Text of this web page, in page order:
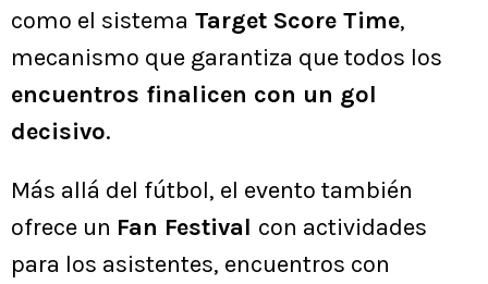
como el sistema Target Score Time,
mecanismo que garantiza que todos los
encuentros finalicen con un gol
decisivo.
Más allá del fútbol, el evento también
ofrece un Fan Festival con actividades
para los asistentes, encuentros con